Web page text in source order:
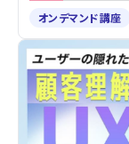
オンデマンド講座